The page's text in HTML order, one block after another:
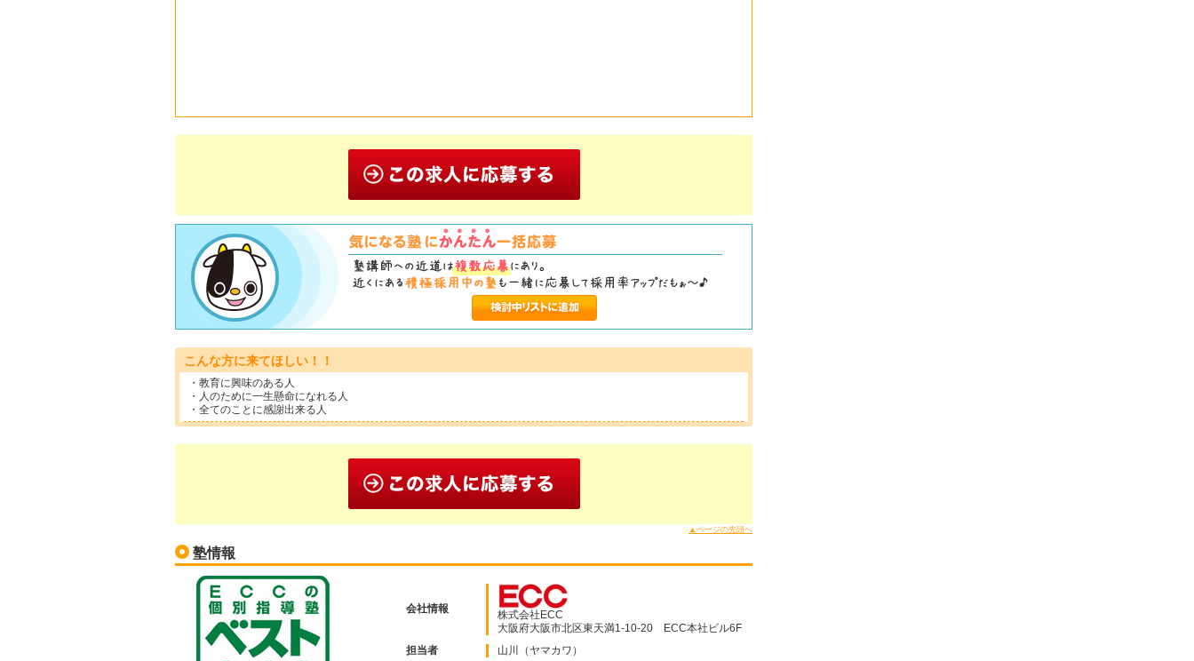
こんな方に来てほしい！！
・教育に興味のある人
・人のために一生懸命になれる人
・全てのことに感謝出来る人
▲ページの先頭へ
塾情報
会社情報
株式会社ECC
大阪府大阪市北区東天満1-10-20 ECC本社ビル6F
担当者 山川（ヤマカワ）